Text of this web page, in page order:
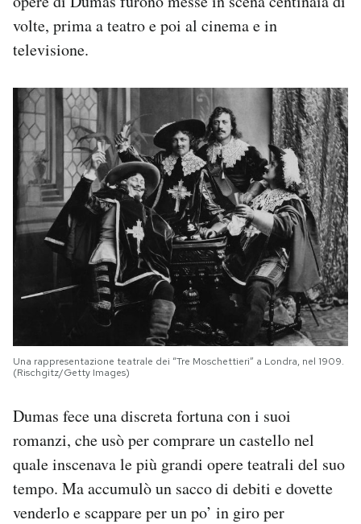
volte, prima a teatro e poi al cinema e in
televisione.
Una rappresentazione teatrale dei “Tre Moschettieri” a Londra, nel 1909.
(Rischgitz/Getty Images)
Dumas fece una discreta fortuna con i suoi
romanzi, che usò per comprare un castello nel
quale inscenava le più grandi opere teatrali del suo
tempo. Ma accumulò un sacco di debiti e dovette
venderlo e scappare per un po’ in giro per